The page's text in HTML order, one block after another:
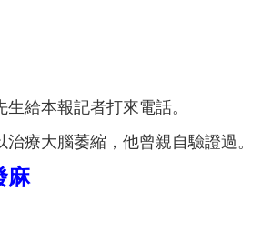
給本報記者打來電話。
療大腦萎縮，他曾親自驗證過。
麻